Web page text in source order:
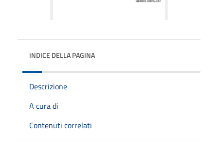
INDICE DELLA PAGINA
Descrizione
A cura di
Contenuti correlati